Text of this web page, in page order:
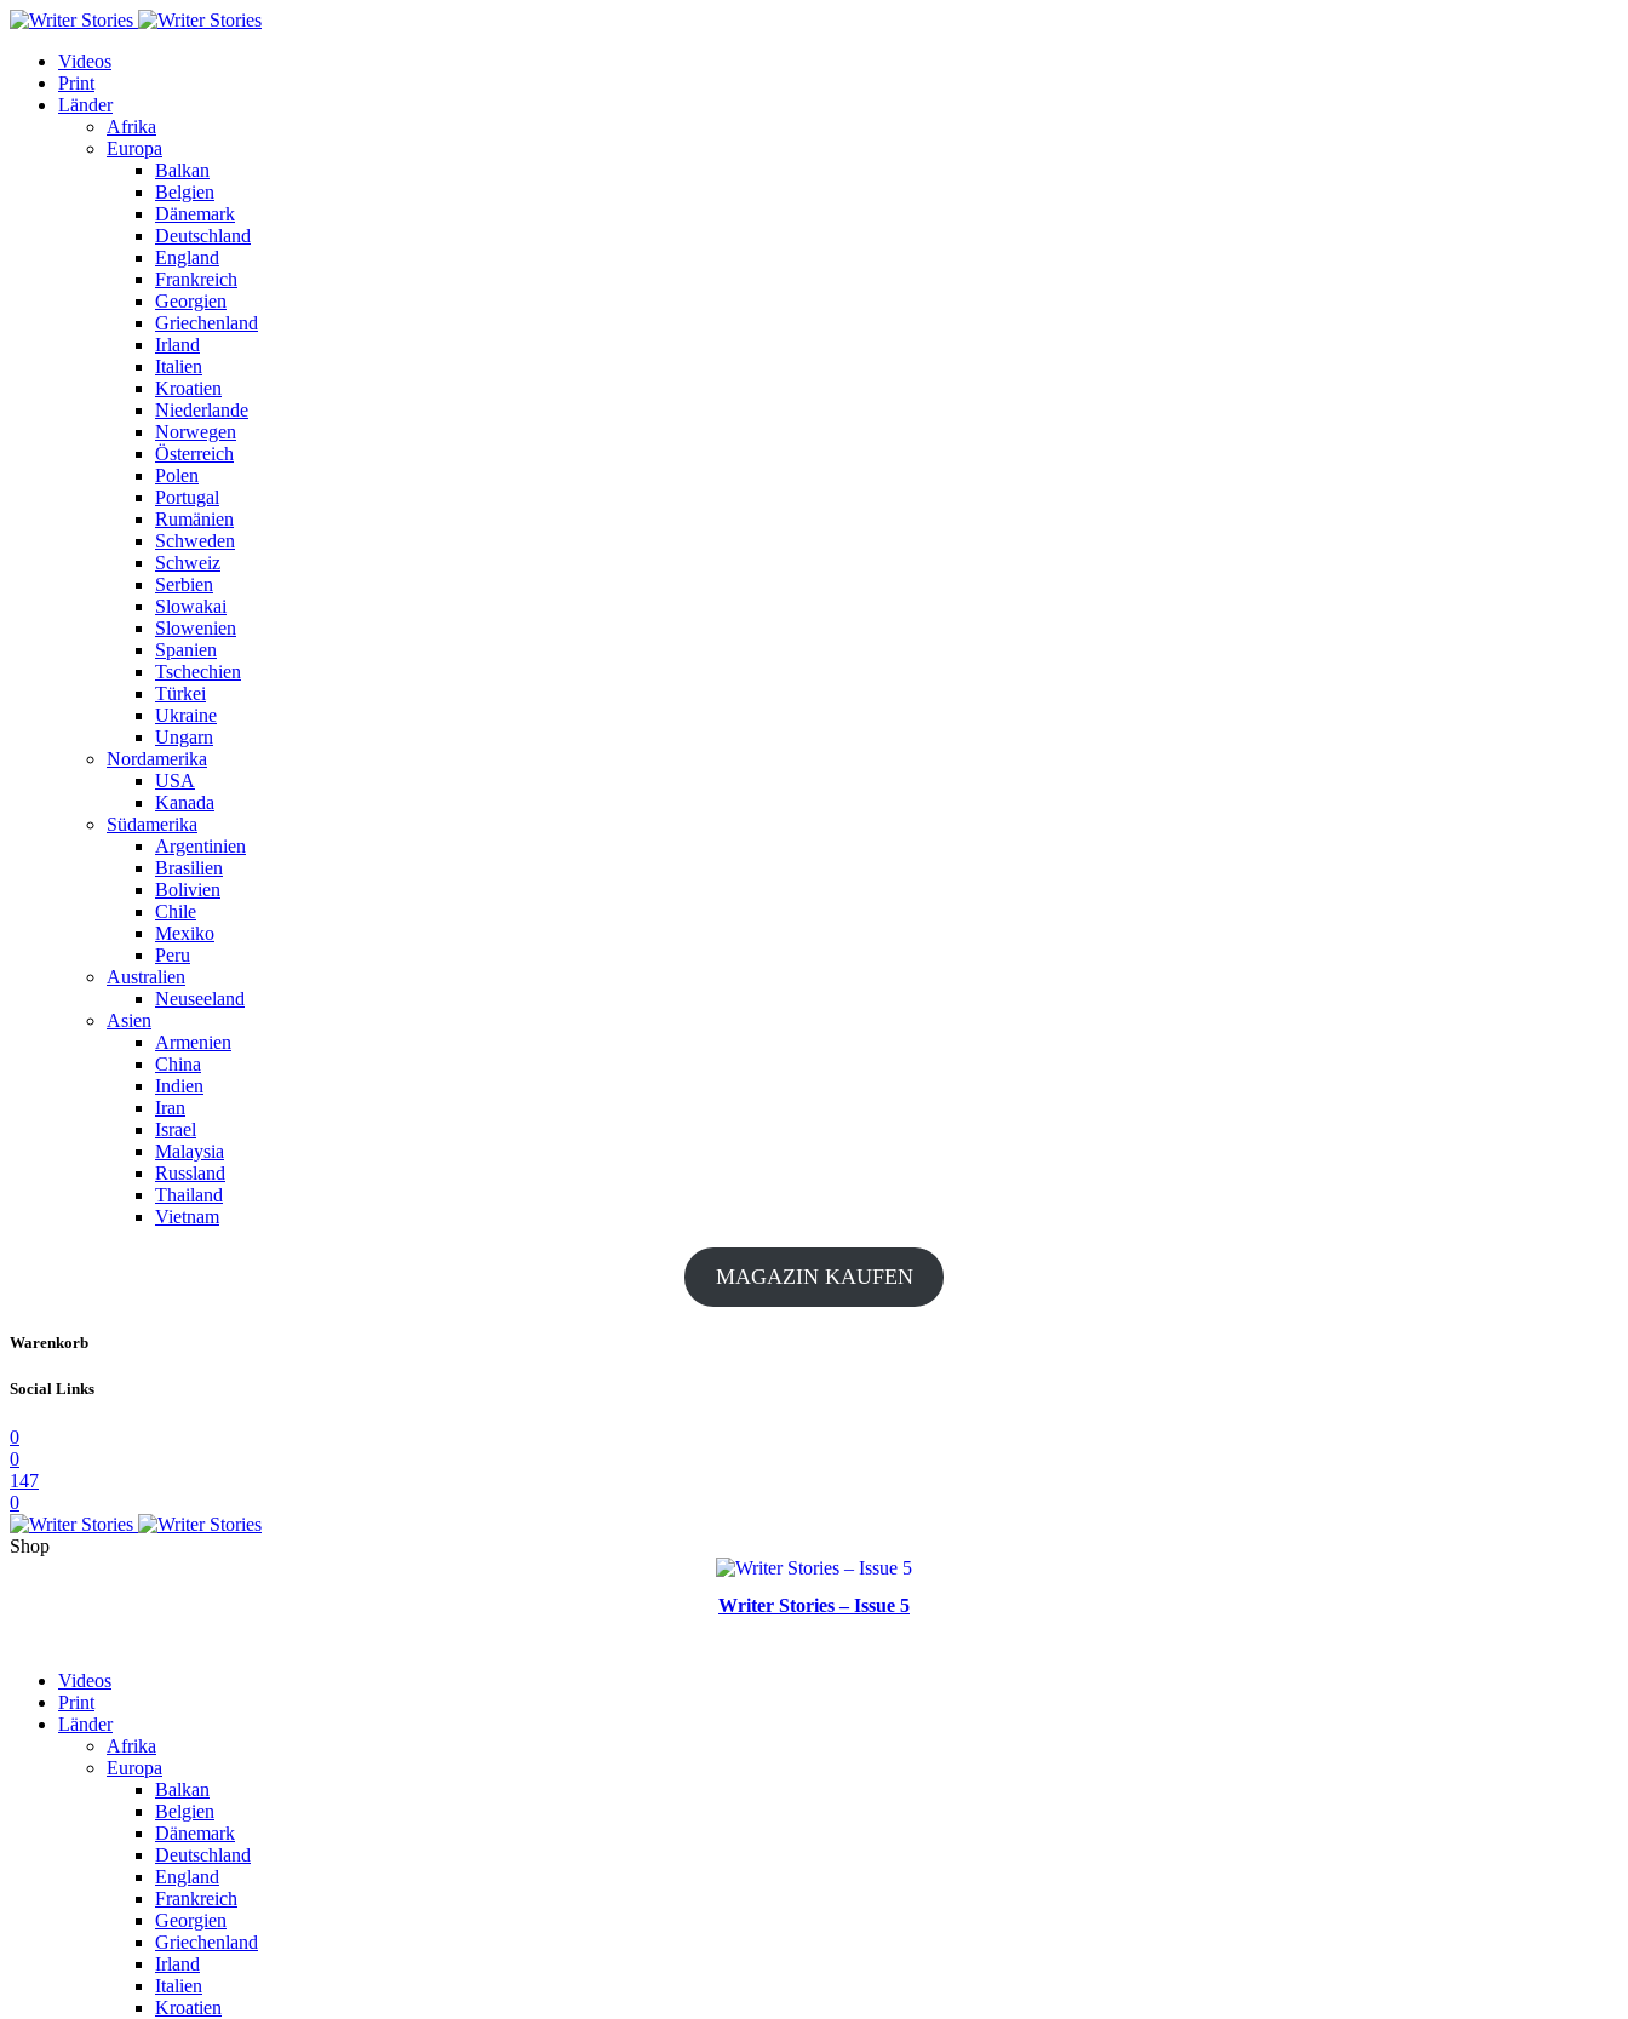
Videos
Print
Länder
Afrika
Europa
Balkan
Belgien
Dänemark
Deutschland
England
Frankreich
Georgien
Griechenland
Irland
Italien
Kroatien
Niederlande
Norwegen
Österreich
Polen
Portugal
Rumänien
Schweden
Schweiz
Serbien
Slowakai
Slowenien
Spanien
Tschechien
Türkei
Ukraine
Ungarn
Nordamerika
USA
Kanada
Südamerika
Argentinien
Brasilien
Bolivien
Chile
Mexiko
Peru
Australien
Neuseeland
Asien
Armenien
China
Indien
Iran
Israel
Malaysia
Russland
Thailand
Vietnam
MAGAZIN KAUFEN
Warenkorb
Social Links
0
0
147
0
Shop
Writer Stories – Issue 5
Videos
Print
Länder
Afrika
Europa
Balkan
Belgien
Dänemark
Deutschland
England
Frankreich
Georgien
Griechenland
Irland
Italien
Kroatien